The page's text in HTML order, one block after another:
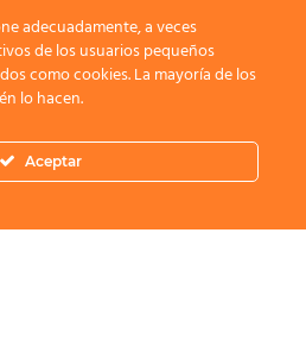
Suscribir
Aviso Legal Política de cookies
adecuadamente, a veces
de los usuarios pequeños
como cookies. La mayoría de los
lo hacen.
Aceptar